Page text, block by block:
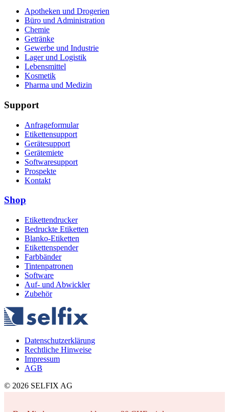
Apotheken und Drogerien
Büro und Administration
Chemie
Getränke
Gewerbe und Industrie
Lager und Logistik
Lebensmittel
Kosmetik
Pharma und Medizin
Support
Anfrageformular
Etikettensupport
Gerätesupport
Gerätemiete
Softwaresupport
Prospekte
Kontakt
Shop
Etikettendrucker
Bedruckte Etiketten
Blanko-Etiketten
Etikettenspender
Farbbänder
Tintenpatronen
Software
Auf- und Abwickler
Zubehör
Datenschutzerklärung
Rechtliche Hinweise
Impressum
AGB
© 2026 SELFIX AG